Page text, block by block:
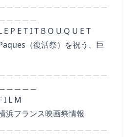
B O U Q U E T
活祭）を祝う、巨
ス映画祭情報